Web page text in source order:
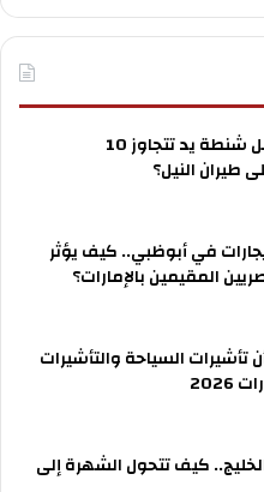
هل يُسمح بحمل شنطة يد تتجاوز 10
طيران النيل؟
في أبوظبي.. كيف يؤثر
المقيمين بالإمارات؟
تأشيرات السياحة والتأشيرات
كيف تتحول الشهرة إلى